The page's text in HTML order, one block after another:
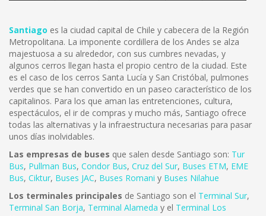
Santiago es la ciudad capital de Chile y cabecera de la Región
Metropolitana. La imponente cordillera de los Andes se alza
majestuosa a su alrededor, con sus cumbres nevadas, y
algunos cerros llegan hasta el propio centro de la ciudad. Este
es el caso de los cerros Santa Lucía y San Cristóbal, pulmones
verdes que se han convertido en un paseo característico de los
capitalinos. Para los que aman las entretenciones, cultura,
espectáculos, el ir de compras y mucho más, Santiago ofrece
todas las alternativas y la infraestructura necesarias para pasar
unos días inolvidables.
Las empresas de buses que salen desde Santiago son: Tur
Bus, Pullman Bus, Condor Bus, Cruz del Sur, Buses ETM, EME
Bus, Ciktur, Buses JAC, Buses Romani y Buses Nilahue
Los terminales principales de Santiago son el Terminal Sur,
Terminal San Borja, Terminal Alameda y el Terminal Los